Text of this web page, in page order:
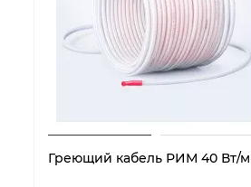
Греющий кабель РИМ 40 Вт/м